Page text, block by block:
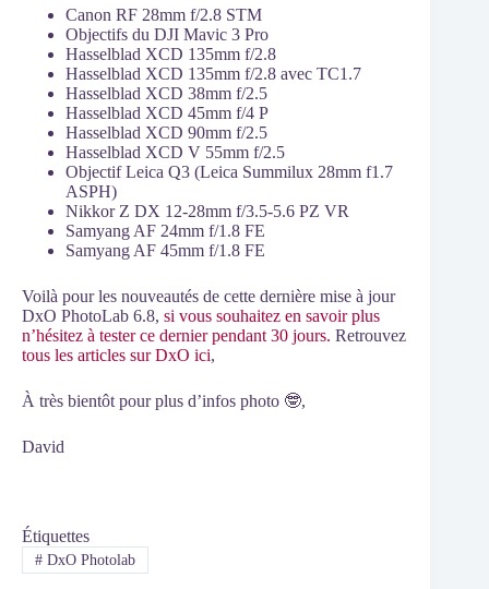
Canon RF 28mm f/2.8 STM
Objectifs du DJI Mavic 3 Pro
Hasselblad XCD 135mm f/2.8
Hasselblad XCD 135mm f/2.8 avec TC1.7
Hasselblad XCD 38mm f/2.5
Hasselblad XCD 45mm f/4 P
Hasselblad XCD 90mm f/2.5
Hasselblad XCD V 55mm f/2.5
Objectif Leica Q3 (Leica Summilux 28mm f1.7
ASPH)
Nikkor Z DX 12-28mm f/3.5-5.6 PZ VR
Samyang AF 24mm f/1.8 FE
Samyang AF 45mm f/1.8 FE
Voilà pour les nouveautés de cette dernière mise à jour
DxO PhotoLab 6.8, si vous souhaitez en savoir plus
n’hésitez à tester ce dernier pendant 30 jours. Retrouvez
tous les articles sur DxO ici,
À très bientôt pour plus d’infos photo 🤓,
David
Étiquettes
#DxO Photolab